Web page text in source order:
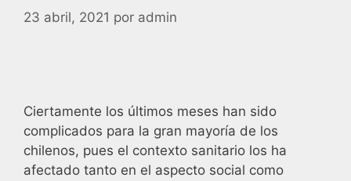
23 abril, 2021 por admin
Ciertamente los últimos meses han sido
complicados para la gran mayoría de los
chilenos, pues el contexto sanitario los ha
afectado tanto en el aspecto social como